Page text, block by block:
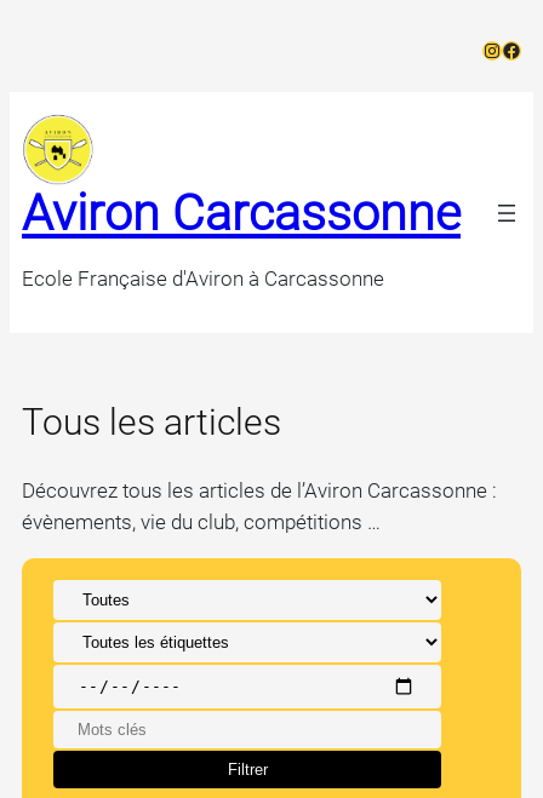
Aviron Carcassonne
Ecole Française d'Aviron à Carcassonne
Tous les articles
Découvrez tous les articles de l’Aviron Carcassonne :
évènements, vie du club, compétitions …